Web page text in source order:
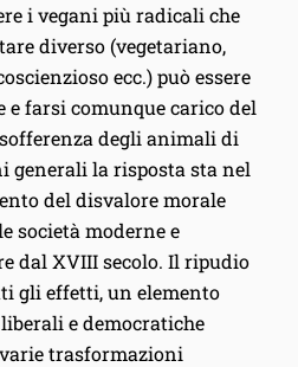
i vegani più radicali che
diverso (vegetariano,
ecc.) può essere
e farsi comunque carico del
degli animali di
generali la risposta sta nel
del disvalore morale
società moderne e
dal XVIII secolo. Il ripudio
gli effetti, un elemento
e democratiche
trasformazioni